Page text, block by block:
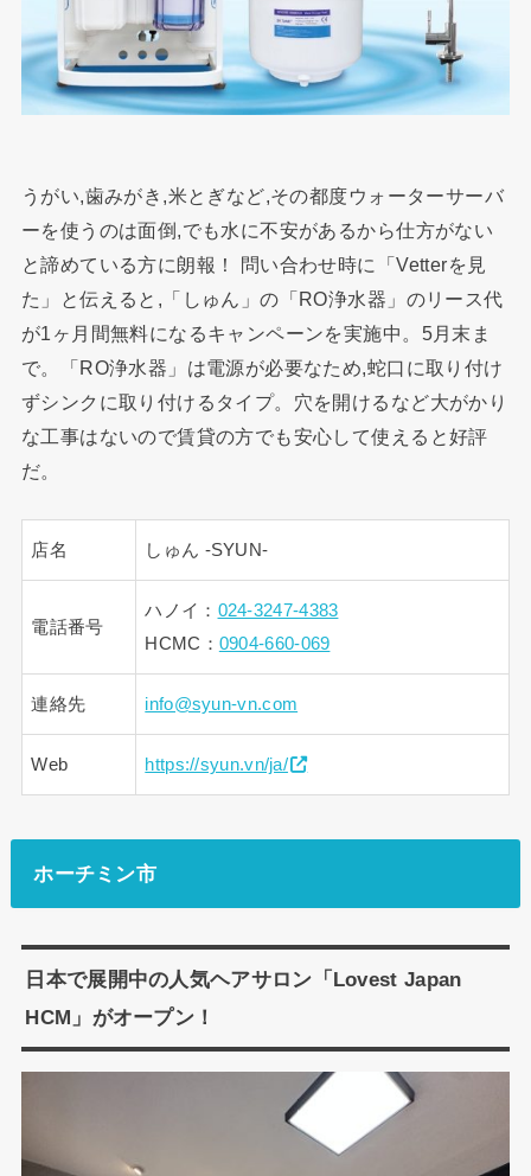
うがい,歯みがき,米とぎなど,その都度ウォーターサーバ
ーを使うのは面倒,でも水に不安があるから仕方がない
と諦めている方に朗報！ 問い合わせ時に「Vetterを見
た」と伝えると,「しゅん」の「RO浄水器」のリース代
が1ヶ月間無料になるキャンペーンを実施中。5月末ま
で。「RO浄水器」は電源が必要なため,蛇口に取り付け
ずシンクに取り付けるタイプ。穴を開けるなど大がかり
な工事はないので賃貸の方でも安心して使えると好評
だ。
店名 しゅん -SYUN-
電話番号
ハノイ： 024-3247-4383
HCMC： 0904-660-069
連絡先 info@syun-vn.com
Web https://syun.vn/ja/
ホーチミン市
日本で展開中の人気ヘアサロン「Lovest Japan
HCM」がオープン！